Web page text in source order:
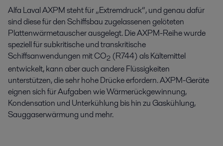
Alfa Laval AXPM steht für „Extremdruck“, und genau dafür
sind diese für den Schiffsbau zugelassenen gelöteten
Plattenwärmetauscher ausgelegt. Die AXPM-Reihe wurde
speziell für subkritische und transkritische
Schiffsanwendungen mit CO2 (R744) als Kältemittel
entwickelt, kann aber auch andere Flüssigkeiten
unterstützen, die sehr hohe Drücke erfordern. AXPM-Geräte
eignen sich für Aufgaben wie Wärmerückgewinnung,
Kondensation und Unterkühlung bis hin zu Gaskühlung,
Sauggaserwärmung und mehr.